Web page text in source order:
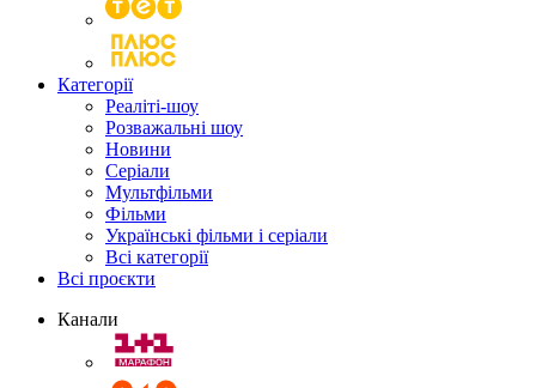
Категорії
Реаліті-шоу
Розважальні шоу
Новини
Серіали
Мультфільми
Фільми
Українські фільми і серіали
Всі категорії
Всі проєкти
Канали